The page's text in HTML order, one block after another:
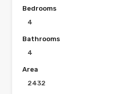
Bedrooms
4
Bathrooms
4
Area
2432